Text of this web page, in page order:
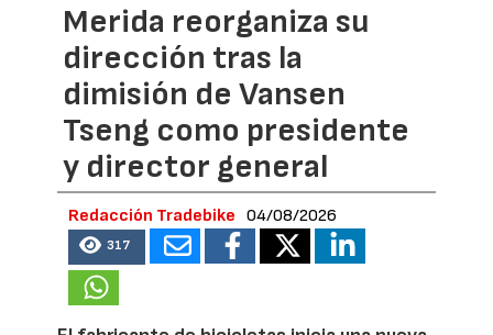
Merida reorganiza su
dirección tras la
dimisión de Vansen
Tseng como presidente
y director general
Redacción Tradebike 04/08/2026
317